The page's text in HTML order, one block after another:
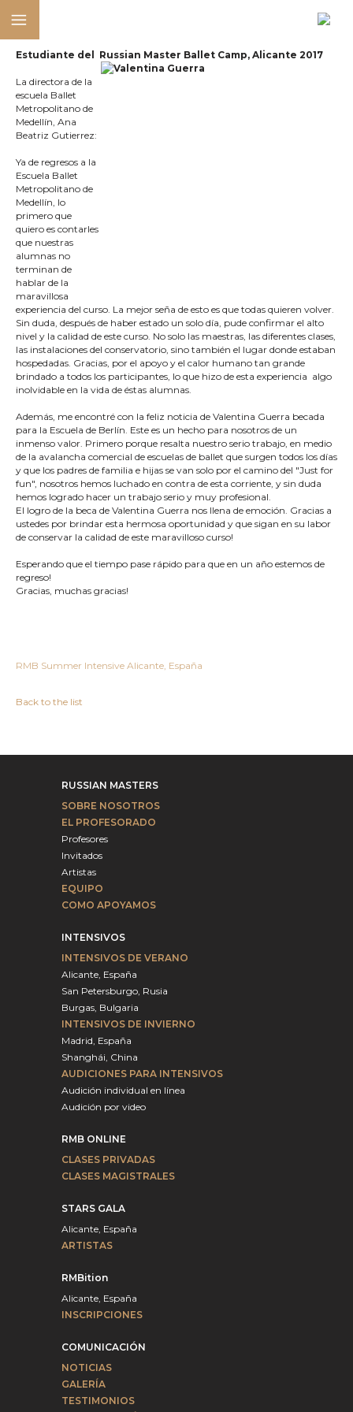
Estudiante del Russian Master Ballet Camp, Alicante 2017
La directora de la
escuela Ballet
Metropolitano de
Medellín, Ana
Beatriz Gutierrez:
Ya de regresos a la
Escuela Ballet
Metropolitano de
Medellín, lo
primero que
quiero es contarles
que nuestras
alumnas no
terminan de
hablar de la
maravillosa
experiencia del curso. La mejor seña de esto es que todas quieren volver.
Sin duda, después de haber estado un solo día, pude confirmar el alto
nivel y la calidad de este curso. No solo las maestras, las diferentes clases,
las instalaciones del conservatorio, sino también el lugar donde estaban
hospedadas. Gracias, por el apoyo y el calor humano tan grande
brindado a todos los participantes, lo que hizo de esta experiencia algo
inolvidable en la vida de éstas alumnas.
Además, me encontré con la feliz noticia de Valentina Guerra becada
para la Escuela de Berlín. Este es un hecho para nosotros de un
inmenso valor. Primero porque resalta nuestro serio trabajo, en medio
de la avalancha comercial de escuelas de ballet que surgen todos los días
y que los padres de familia e hijas se van solo por el camino del "Just for
fun", nosotros hemos luchado en contra de esta corriente, y sin duda
hemos logrado hacer un trabajo serio y muy profesional.
El logro de la beca de Valentina Guerra nos llena de emoción. Gracias a
ustedes por brindar esta hermosa oportunidad y que sigan en su labor
de conservar la calidad de este maravilloso curso!
Esperando que el tiempo pase rápido para que en un año estemos de
regreso!
Gracias, muchas gracias!
RMB Summer Intensive Alicante, España
Back to the list
RUSSIAN MASTERS
SOBRE NOSOTROS
EL PROFESORADO
Profesores
Invitados
Artistas
EQUIPO
COMO APOYAMOS
INTENSIVOS
INTENSIVOS DE VERANO
Alicante, España
San Petersburgo, Rusia
Burgas, Bulgaria
INTENSIVOS DE INVIERNO
Madrid, España
Shanghái, China
AUDICIONES PARA INTENSIVOS
Audición individual en línea
Audición por video
RMB ONLINE
CLASES PRIVADAS
CLASES MAGISTRALES
STARS GALA
Alicante, España
ARTISTAS
RMBition
Alicante, España
INSCRIPCIONES
COMUNICACIÓN
NOTICIAS
GALERÍA
TESTIMONIOS